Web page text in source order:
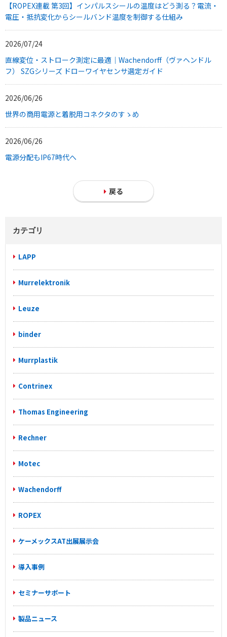
【ROPEX連載 第3回】インパルスシールの温度はどう測る？電流・
電圧・抵抗変化からシールバンド温度を制御する仕組み
2026/07/24
直線変位・ストローク測定に最適｜Wachendorff（ヴァヘンドル
フ） SZGシリーズ ドローワイヤセンサ選定ガイド
2026/06/26
世界の商用電源と着脱用コネクタのすゝめ
2026/06/26
電源分配もIP67時代へ
戻る
カテゴリ
LAPP
Murrelektronik
Leuze
binder
Murrplastik
Contrinex
Thomas Engineering
Rechner
Motec
Wachendorff
ROPEX
ケーメックスAT出展展示会
導入事例
セミナーサポート
製品ニュース